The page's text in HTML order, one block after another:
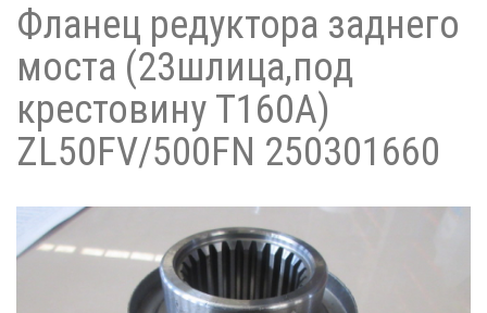
Фланец редуктора заднего
моста (23шлица,под
крестовину T160A)
ZL50FV/500FN 250301660